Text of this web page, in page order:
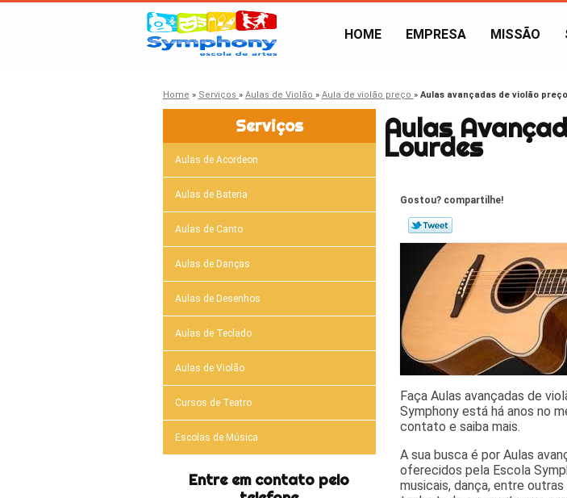
HOME EMPRESA MISSÃO
Home » Serviços » Aulas de Violão » Aula de violão preço » Aulas avançadas de violão
Serviços
Aulas de Acordeon
Aulas de Bateria
Aulas de Canto
Aulas de Danças
Aulas de Desenhos
Aulas de Teclado
Aulas de Violão
Cursos de Teatro
Escolas de Música
Entre em contato pelo
Aulas
Lourdes
Gostou? compartilhe!
Faça Aulas avançadas de
Symphony está há anos no
contato e saiba mais.
A sua busca é por Aulas
oferecidos pela Escola
musicais, dança, entre